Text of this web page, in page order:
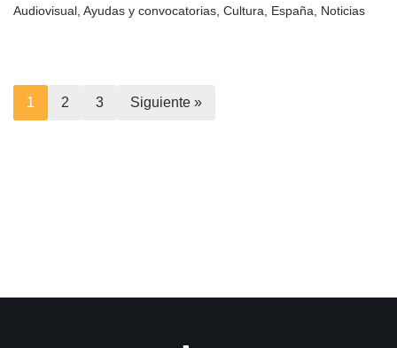
Audiovisual Ayudas y convocatorias Cultura España Noticias
1 2 3 Siguiente »